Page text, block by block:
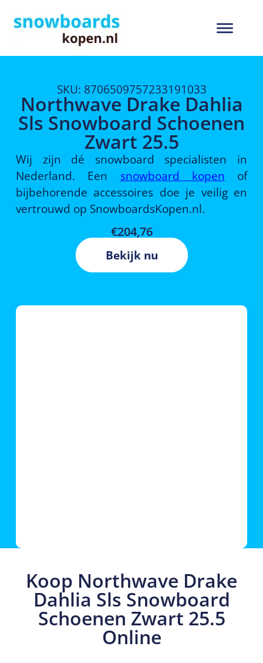
SKU: 8706509757233191033
Northwave Drake Dahlia
Sls Snowboard Schoenen
Zwart 25.5
Wij zijn dé snowboard specialisten in
Nederland. Een snowboard kopen of
bijbehorende accessoires doe je veilig en
vertrouwd op SnowboardsKopen.nl.
€204,76
Bekijk nu
Koop Northwave Drake
Dahlia Sls Snowboard
Schoenen Zwart 25.5
Online